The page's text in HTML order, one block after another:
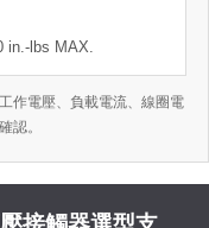
in.-lbs MAX.
作電壓、負載電流、線圈電
認。